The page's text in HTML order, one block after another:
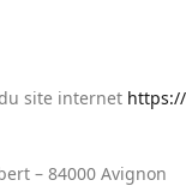
site internet
– 84000 Avignon